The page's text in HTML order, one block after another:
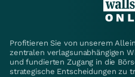
Profitieren Sie von unserem
zentralen verlagsunabhängigen
und fundierten Zugang in die
strategische Entscheidungen zu